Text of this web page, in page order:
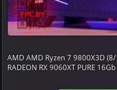
AMD AMD Ryzen 7 9800X3D
RADEON RX 9060XT PURE